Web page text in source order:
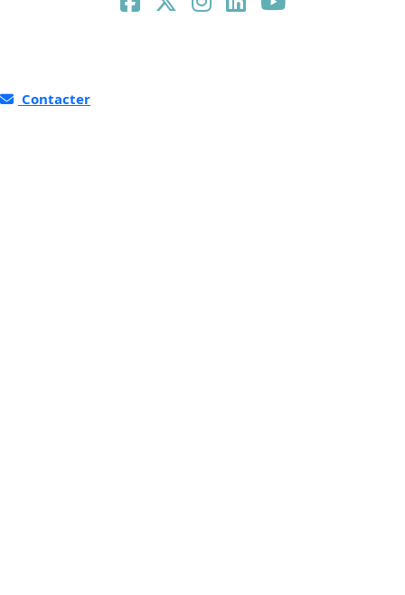
Contacter